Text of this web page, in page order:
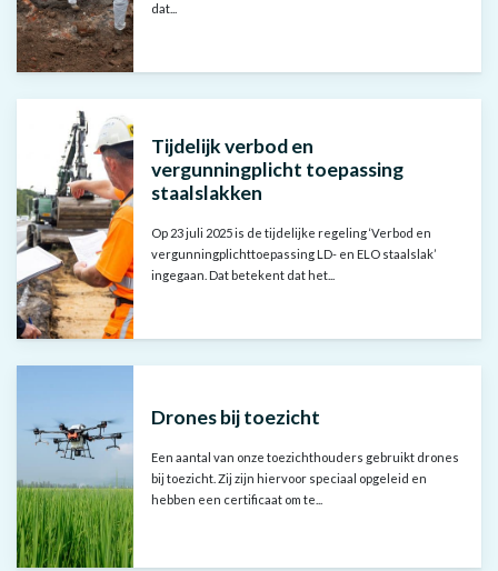
dat...
Tijdelijk verbod en
vergunningplicht toepassing
staalslakken
Op 23 juli 2025 is de tijdelijke regeling ‘Verbod en
vergunningplichttoepassing LD- en ELO staalslak’
ingegaan. Dat betekent dat het...
Drones bij toezicht
Een aantal van onze toezichthouders gebruikt drones
bij toezicht. Zij zijn hiervoor speciaal opgeleid en
hebben een certificaat om te...